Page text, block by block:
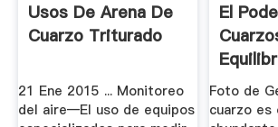
Usos De Arena De
Cuarzo Triturado
21 Ene 2015 ... Monitoreo
del aire—El uso de equipos
El
Foto de
cuarzo es